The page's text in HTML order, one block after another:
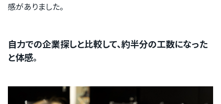
感がありました。
自力での企業探しと比較して、約半分の工数になった
と体感。